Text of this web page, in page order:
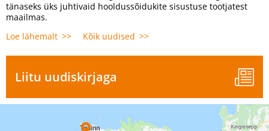
tänaseks üks juhtivaid hooldussõidukite sisustuse tootjatest
maailmas.
Loe lähemalt
Kõik uudised
Liitu uudiskirjaga